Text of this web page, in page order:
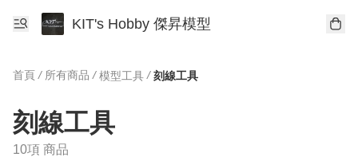
KIT's Hobby 傑昇模型
首頁 / 所有商品 / 模型工具 / 刻線工具
刻線工具
10項 商品